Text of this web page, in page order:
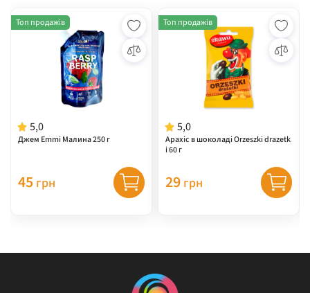
5,0
Джем Emmi Малина 250 г
Топ продажів
45 грн
5,0
Арахіс в шоколаді Orzeszki drazetk
i 60 г
Топ продажів
29 грн